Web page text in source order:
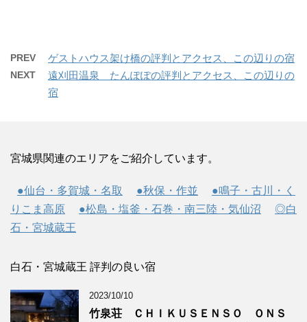
PREV ゲストハウス架け橋の評判とアクセス、この辺りの宿
NEXT
遠刈田温泉 たんぽぽの評判とアクセス、この辺りの
宿
宮城県関連のエリアをご紹介しています。
●仙台・多賀城・名取 ●秋保・作並
●鳴子・古川・く
りこま高原
●松島・塩釜・石巻・南三陸・気仙沼
◎白
石・宮城蔵王
白石・宮城蔵王 評判の良い宿
2023/10/10
竹泉荘 ＣＨＩＫＵＳＥＮＳＯ ＯＮＳ